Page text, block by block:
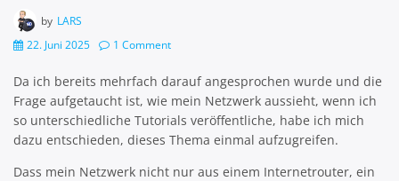
by LARS
22. Juni 2025
1 Comment
Da ich bereits mehrfach darauf angesprochen wurde und die
Frage aufgetaucht ist, wie mein Netzwerk aussieht, wenn ich
so unterschiedliche Tutorials veröffentliche, habe ich mich
dazu entschieden, dieses Thema einmal aufzugreifen.
Dass mein Netzwerk nicht nur aus einem Internetrouter, ein